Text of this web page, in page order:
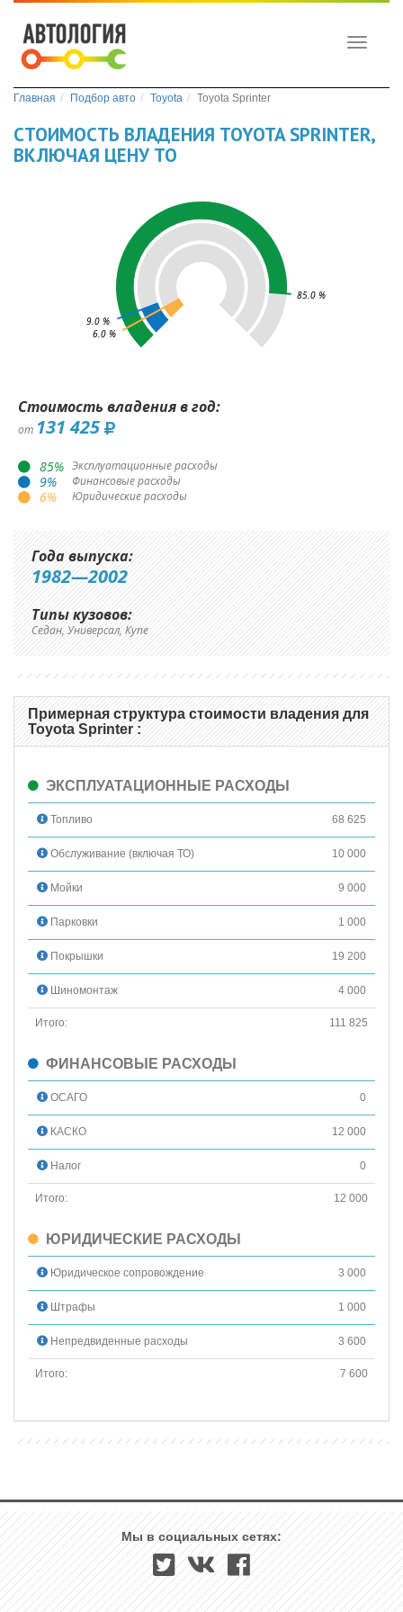
Toggle
Главная Подбор авто Toyota Toyota Sprinter
СТОИМОСТЬ ВЛАДЕНИЯ TOYOTA SPRINTER,
ВКЛЮЧАЯ ЦЕНУ ТО
85.0 %
9.0 %
6.0 %
Стоимость владения в год:
от 131 425
85% Эксплуатационные расходы
9% Финансовые расходы
6% Юридические расходы
Года выпуска:
1982—2002
Типы кузовов:
Седан, Универсал, Купе
Примерная структура стоимости владения для
Toyota Sprinter :
ЭКСПЛУАТАЦИОННЫЕ РАСХОДЫ
Топливо 68 625
Обслуживание (включая ТО) 10 000
Мойки 9 000
Парковки 1 000
Покрышки 19 200
Шиномонтаж 4 000
Итого: 111 825
ФИНАНСОВЫЕ РАСХОДЫ
ОСАГО 0
КАСКО 12 000
Налог 0
Итого: 12 000
ЮРИДИЧЕСКИЕ РАСХОДЫ
Юридическое сопровождение 3 000
Штрафы 1 000
Непредвиденные расходы 3 600
Итого: 7 600
Мы в социальных сетях: